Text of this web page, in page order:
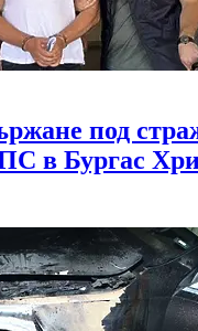
под
в Бургас